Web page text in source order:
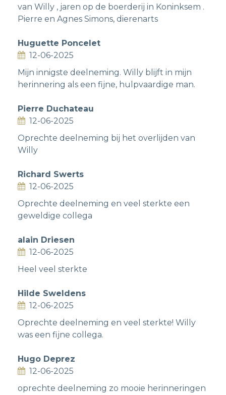
van Willy , jaren op de boerderij in Koninksem .
Pierre en Agnes Simons, dierenarts
Huguette Poncelet
12-06-2025
Mijn innigste deelneming. Willy blijft in mijn
herinnering als een fijne, hulpvaardige man.
Pierre Duchateau
12-06-2025
Oprechte deelneming bij het overlijden van
Willy
Richard Swerts
12-06-2025
Oprechte deelneming en veel sterkte een
geweldige collega
alain Driesen
12-06-2025
Heel veel sterkte
Hilde Sweldens
12-06-2025
Oprechte deelneming en veel sterkte! Willy
was een fijne collega.
Hugo Deprez
12-06-2025
oprechte deelneming zo mooie herinneringen